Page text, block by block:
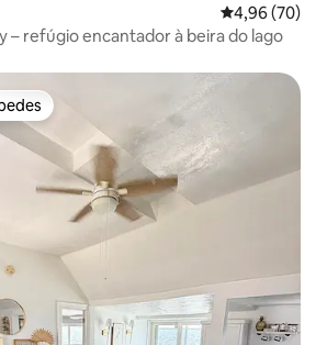
4,96 de uma
4,96 (70)
– refúgio encantador à beira do lago